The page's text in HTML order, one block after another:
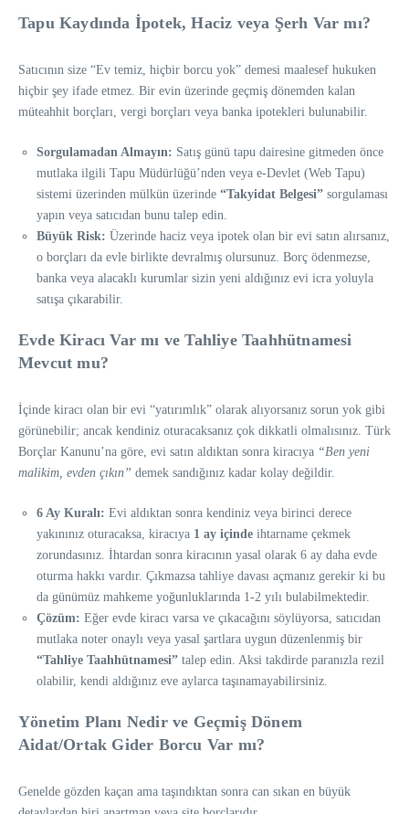
Tapu Kaydında İpotek, Haciz veya Şerh Var mı?
Satıcının size “Ev temiz, hiçbir borcu yok” demesi maalesef hukuken
hiçbir şey ifade etmez. Bir evin üzerinde geçmiş dönemden kalan
müteahhit borçları, vergi borçları veya banka ipotekleri bulunabilir.
Sorgulamadan Almayın: Satış günü tapu dairesine gitmeden önce
mutlaka ilgili Tapu Müdürlüğü’nden veya e-Devlet (Web Tapu)
sistemi üzerinden mülkün üzerinde “Takyidat Belgesi” sorgulaması
yapın veya satıcıdan bunu talep edin.
Büyük Risk: Üzerinde haciz veya ipotek olan bir evi satın alırsanız,
o borçları da evle birlikte devralmış olursunuz. Borç ödenmezse,
banka veya alacaklı kurumlar sizin yeni aldığınız evi icra yoluyla
satışa çıkarabilir.
Evde Kiracı Var mı ve Tahliye Taahhütnamesi
Mevcut mu?
İçinde kiracı olan bir evi “yatırımlık” olarak alıyorsanız sorun yok gibi
görünebilir; ancak kendiniz oturacaksanız çok dikkatli olmalısınız. Türk
Borçlar Kanunu’na göre, evi satın aldıktan sonra kiracıya “Ben yeni
malikim, evden çıkın” demek sandığınız kadar kolay değildir.
6 Ay Kuralı: Evi aldıktan sonra kendiniz veya birinci derece
yakınınız oturacaksa, kiracıya 1 ay içinde ihtarname çekmek
zorundasınız. İhtardan sonra kiracının yasal olarak 6 ay daha evde
oturma hakkı vardır. Çıkmazsa tahliye davası açmanız gerekir ki bu
da günümüz mahkeme yoğunluklarında 1-2 yılı bulabilmektedir.
Çözüm: Eğer evde kiracı varsa ve çıkacağını söylüyorsa, satıcıdan
mutlaka noter onaylı veya yasal şartlara uygun düzenlenmiş bir
“Tahliye Taahhütnamesi” talep edin. Aksi takdirde paranızla rezil
olabilir, kendi aldığınız eve aylarca taşınamayabilirsiniz.
Yönetim Planı Nedir ve Geçmiş Dönem
Aidat/Ortak Gider Borcu Var mı?
Genelde gözden kaçan ama taşındıktan sonra can sıkan en büyük